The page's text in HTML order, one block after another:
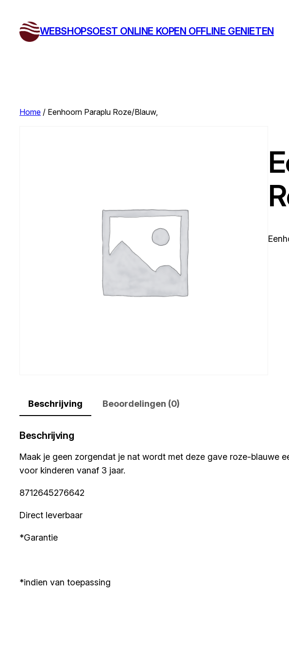
WEBSHOPSOEST ONLINE KOPEN OFFLINE GENIETEN
Home / Eenhoorn Paraplu Roze/Blauw,
Beschrijving Beoordelingen (0)
Beschrijving
Maak je geen zorgendat je nat wordt met deze gave roze-blauwe
voor kinderen vanaf 3 jaar.
8712645276642
Direct leverbaar
*Garantie
*indien van toepassing